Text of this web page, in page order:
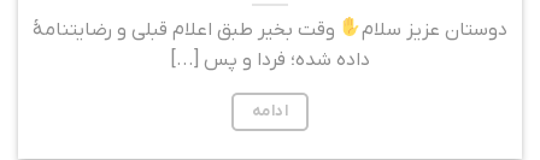
دوستان عزیز سلام
وقت بخیر طبق اعلام قبلی و رضایتنامۀ
داده شده؛ فردا و پس [...]
ادامه